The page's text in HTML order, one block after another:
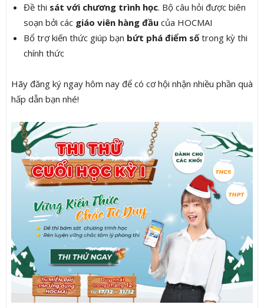
Đề thi sát với chương trình học. Bộ câu hỏi được biên
soạn bởi các giáo viên hàng đầu của HOCMAI
Bổ trợ kiến thức giúp bạn bứt phá điểm số trong kỳ thi
chính thức
Hãy đăng ký ngay hôm nay để có cơ hội nhận nhiều phần quà
hấp dẫn bạn nhé!